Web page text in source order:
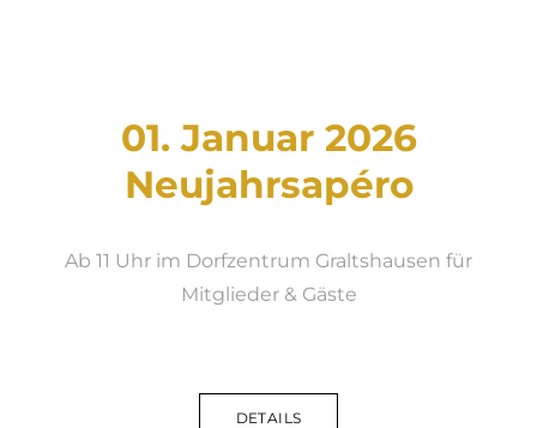
01. Januar 2026
Neujahrsapéro
Ab 11 Uhr im Dorfzentrum Graltshausen für
Mitglieder & Gäste
DETAILS
1999